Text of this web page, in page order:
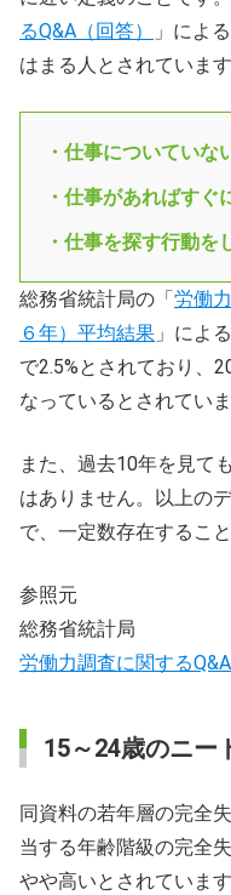
るQ&A（回答）
」によ
はまる人とされています
・仕事についていな
・仕事があればすぐ
・仕事を探す行動を
総務省統計局の「 労働
６年）平均結果 」によ
で2.5%とされており、
なっているとされていま
また、過去10年を見て
はありません。以上の
で、一定数存在するこ
参照元
総務省統計局
労働力調査に関するQ&A
15～24歳のニー
同資料の若年層の完全
当する年齢階級の完全
やや高いとされています